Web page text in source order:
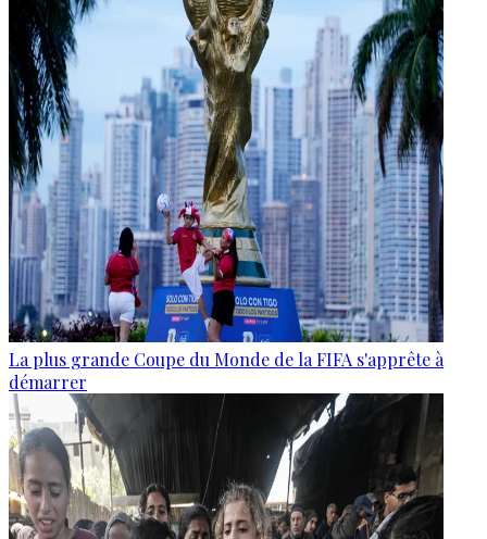
La plus grande Coupe du Monde de la FIFA s'apprête à
démarrer